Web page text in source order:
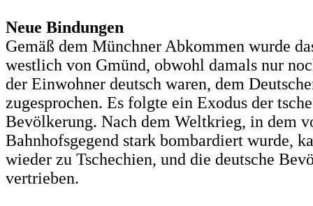
Neue Bindungen
Gemäß dem Münchner Abkommen wurde
westlich von Gmünd, obwohl damals nur
der Einwohner deutsch waren, dem
zugesprochen. Es folgte ein Exodus der
Bevölkerung. Nach dem Weltkrieg, in dem
Bahnhofsgegend stark bombardiert wurde,
wieder zu Tschechien, und die deutsche
vertrieben.